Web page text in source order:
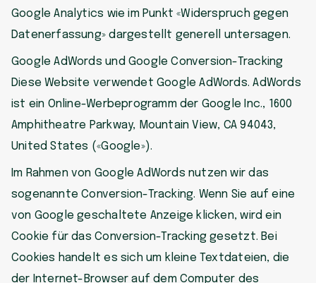
Google Analytics wie im Punkt «Widerspruch gegen
Datenerfassung» dargestellt generell untersagen.
Google AdWords und Google Conversion-Tracking
Diese Website verwendet Google AdWords. AdWords
ist ein Online-Werbeprogramm der Google Inc., 1600
Amphitheatre Parkway, Mountain View, CA 94043,
United States («Google»).
Im Rahmen von Google AdWords nutzen wir das
sogenannte Conversion-Tracking. Wenn Sie auf eine
von Google geschaltete Anzeige klicken, wird ein
Cookie für das Conversion-Tracking gesetzt. Bei
Cookies handelt es sich um kleine Textdateien, die
der Internet-Browser auf dem Computer des